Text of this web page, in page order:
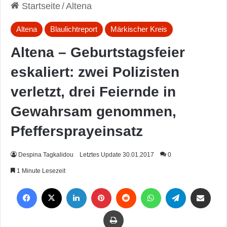
Startseite/Altena
Altena Blaulichtreport Märkischer Kreis
Altena – Geburtstagsfeier
eskaliert: zwei Polizisten
verletzt, drei Feiernde in
Gewahrsam genommen,
Pfeffersprayeinsatz
Despina Tagkalidou Letztes Update 30.01.2017 0
1 Minute Lesezeit
Drucken